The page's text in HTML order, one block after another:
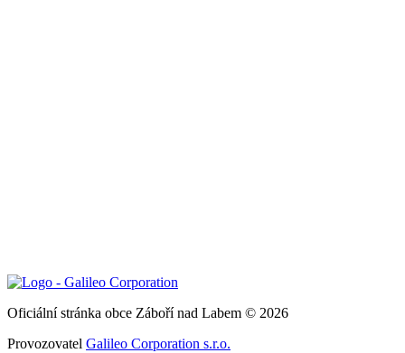
Oficiální stránka obce Záboří nad Labem © 2026
Provozovatel Galileo Corporation s.r.o.